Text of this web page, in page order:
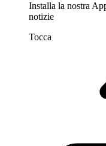
Installa la nostra
notizie
Tocca